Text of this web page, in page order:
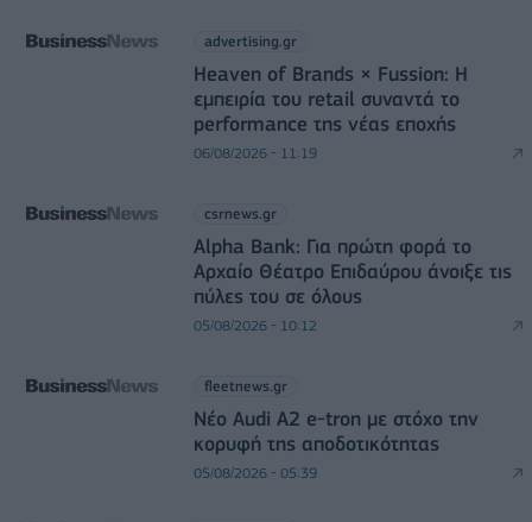
advertising.gr
Heaven of Brands × Fussion: Η
εμπειρία του retail συναντά το
performance της νέας εποχής
06/08/2026 - 11:19
csrnews.gr
Alpha Bank: Για πρώτη φορά το
Αρχαίο Θέατρο Επιδαύρου άνοιξε τις
πύλες του σε όλους
05/08/2026 - 10:12
fleetnews.gr
Νέο Audi A2 e-tron με στόχο την
κορυφή της αποδοτικότητας
05/08/2026 - 05:39